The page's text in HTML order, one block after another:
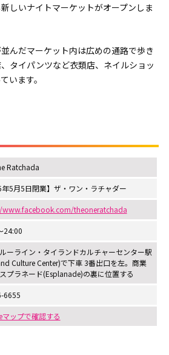
しいナイトマーケットがオープンしま
んだマーケット内は広めの通路で歩き
タイパンツなど衣類店、ネイルショッ
います。
Ratchada
年5月5日閉業】ザ・ワン・ラチャダー
theoneratchada
24:00
ーライン・タイランドカルチャーセンター駅
Culture Center)で下車 3番出口を左。商業
プラネード(Esplanade)の裏に位置する
6655
ップで確認する